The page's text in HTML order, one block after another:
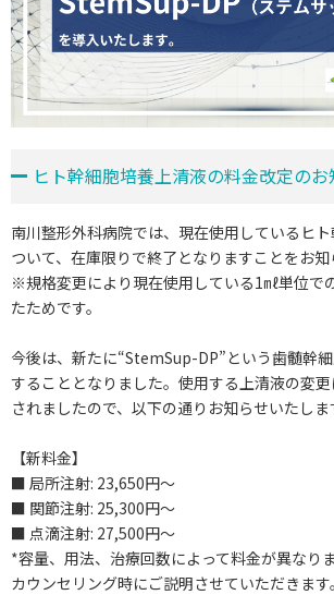
ヒト幹細胞培養上清液の料金改定のお
南川整形外科病院では、現在使用しているヒ
ついて、在庫限りで終了となりますことをお知
※規格変更により現在使用している1㎖単位で
たためです。
今後は、新たに“StemSup-DP”という歯髄幹
することとなりました。使用する上清液の変
されましたので、以下の通りお知らせいたしま
【新料金】
■ 局所注射: 23,650円～
■ 関節注射: 25,300円～
■ 点滴注射: 27,500円～
*容量、用法、治療回数によって料金が異なり
カウンセリング時にご説明させていただきます。